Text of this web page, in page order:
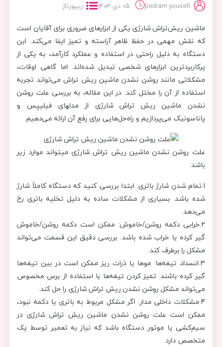
pedram yousefi 05 دی 1403 ریپورتاژ
ماشین ریش‌تراش شارژی یکی از ابزارهای ضروری برای آقایان است
که نقش مهمی در حفظ ظاهر آراسته و تمیز ایفا می‌کند. این
دستگاه‌ به دلیل راحتی در استفاده و عملکرد کارآمد، به یکی از
پرکاربردترین ابزارهای شخصی تبدیل شده‌اند. اما گاهی اوقات،
مشکلاتی مانند روشن نشدن ماشین ریش تراش می‌تواند تجربه
استفاده از آن را مختل کند. در این مقاله، به بررسی علت روشن
نشدن ماشین ریش تراش شارژی از مدلهای فیلیپس و
پاناسونیک می‌پردازیم و راه‌حل‌هایی برای رفع آن ارائه می‌دهیم.
علت روشن نشدن ماشین ریش تراش شارژی میتواند موارد زیر
باشد:
1.تمام شدن شارژ باتری: ابتدا بررسی کنید که دستگاه کاملاً شارژ
شده باشد. بسیاری از مشکلات ساده به دلیل تخلیه باتری رخ
می‌دهد.
2.خرابی دکمه روشن/خاموش: ممکن است دکمه روشن/خاموش
گیر کرده یا خراب شده باشد. بررسی دقیق این قسمت می‌تواند
مشکل را برطرف کند.
3.انسداد تیغه‌ها: موها یا ذرات ریز ممکن است در بین تیغه‌ها
گیر کرده باشند. تمیز کردن تیغه‌ها با استفاده از برس مخصوص
می‌تواند مشکل روشن نشدن ریش تراش شارژی را حل کند.
4.مشکلات داخلی مدار: اگر مشکل مربوط به باتری یا دکمه نبود،
ممکن است علت روشن نشدن ماشین ریش تراش شارژی در
سیم‌کشی یا موتور دستگاه باشد که نیاز به تعمیر توسط یک
متخصص دارد.